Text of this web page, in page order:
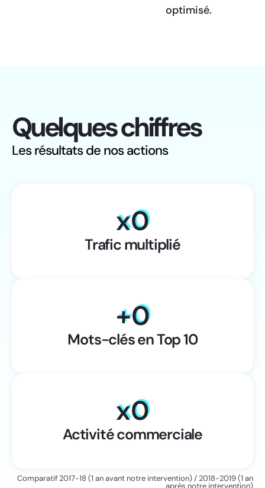
optimisé.
Quelques chiffres
Les résultats de nos actions
Trafic multiplié
x0
Mots-clés en Top 10
+0
Activité commerciale
x0
Comparatif 2017-18 (1 an avant notre intervention) / 2018-2019 (1 an
après notre intervention)